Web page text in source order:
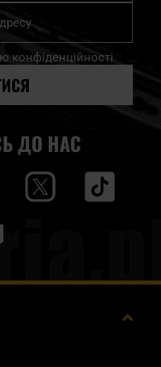
конфіденційності
ДО НАС